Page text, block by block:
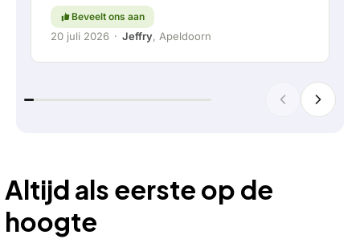
Beveelt ons aan
20 juli 2026 · Jeffry, Apeldoorn
Altijd als eerste op de
hoogte